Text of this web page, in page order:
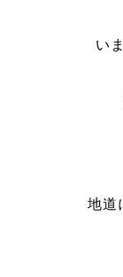
い
地道